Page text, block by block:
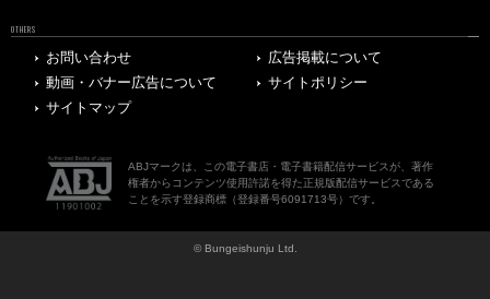
OTHERS
お問い合わせ
広告掲載について
動画・バナー広告について
サイトポリシー
サイトマップ
ABJマークは、この電子書店・電子書籍配信サービスが、著作
権者からコンテンツ使用許諾を得た正規版配信サービスである
ことを示す登録商標（登録番号6091713号）です。
© Bungeishunju Ltd.